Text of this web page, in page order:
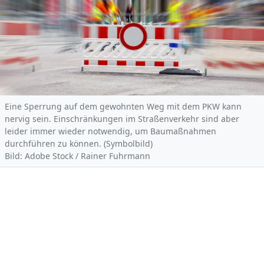
Eine Sperrung auf dem gewohnten Weg mit dem PKW kann
nervig sein. Einschränkungen im Straßenverkehr sind aber
leider immer wieder notwendig, um Baumaßnahmen
durchführen zu können. (Symbolbild)
Bild: Adobe Stock / Rainer Fuhrmann